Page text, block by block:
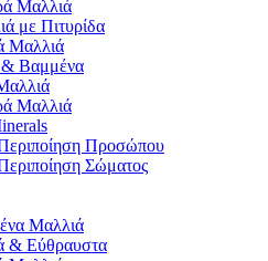
Μαλλιά
με Πιτυρίδα
Μαλλιά
Βαμμένα
Μαλλιά
Προσώπου
Σώματος
Μαλλιά
& Εύθραυστα